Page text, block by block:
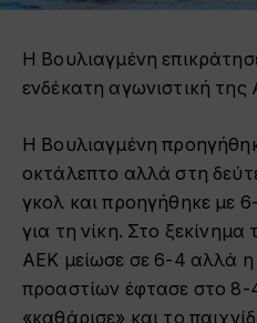
Η Βουλιαγμένη
ενδέκατη αγωνιστική της
Η Βουλιαγμένη
οκτάλεπτο αλλά στη
γκολ και προηγήθηκε με
για τη νίκη. Στο
ΑΕΚ μείωσε σε 6-4 αλλά
προαστίων έφτασε στο 8-
«καθάρισε» και το